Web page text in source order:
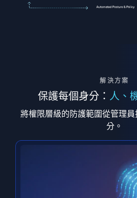
解決方案
保護每個身分： 人、
將權限層級的防護範圍從管理
分。